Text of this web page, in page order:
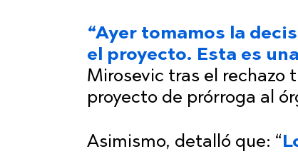
“Ayer tomamos la
el proyecto. Esta es
Mirosevic tras el rechazo
proyecto de prórroga al
Asimismo, detalló que: “